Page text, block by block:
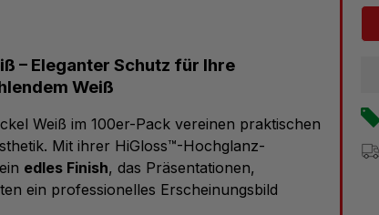
– Eleganter Schutz für Ihre
Weiß
Weiß im 100er-Pack vereinen praktischen
Mit ihrer HiGloss™-Hochglanz-
edles Finish, das Präsentationen,
ein professionelles Erscheinungsbild